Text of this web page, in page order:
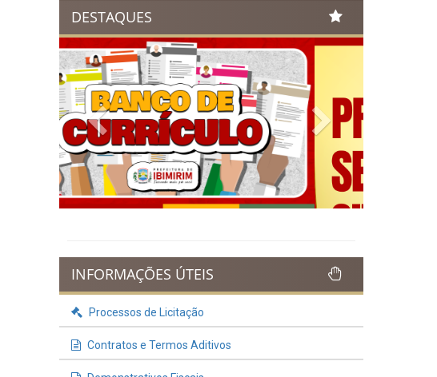
DESTAQUES
Previous Next